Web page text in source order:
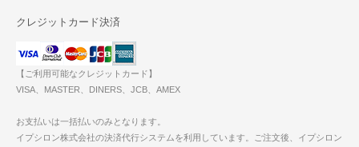
クレジットカード決済
【ご利用可能なクレジットカード】
VISA、MASTER、DINERS、JCB、AMEX
お支払いは一括払いのみとなります。
イプシロン株式会社の決済代行システムを利用しています。ご注文後、イプシロン